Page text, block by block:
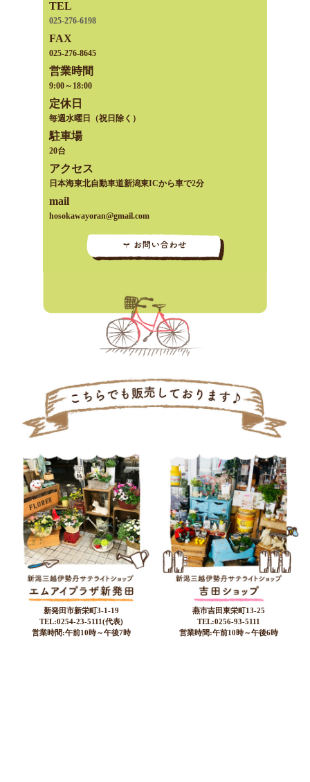
TEL
025-276-6198
FAX
025-276-8645
営業時間
9:00～18:00
定休日
毎週水曜日（祝日除く）
駐車場
20台
アクセス
日本海東北自動車道新潟東ICから車で2分
mail
hosokawayoran@gmail.com
新発田市新栄町3-1-19
TEL:0254-23-5111(代表)
営業時間:午前10時～午後7時
燕市吉田東栄町13-25
TEL:0256-93-5111
営業時間:午前10時～午後6時